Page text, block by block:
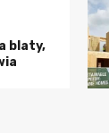
blaty,